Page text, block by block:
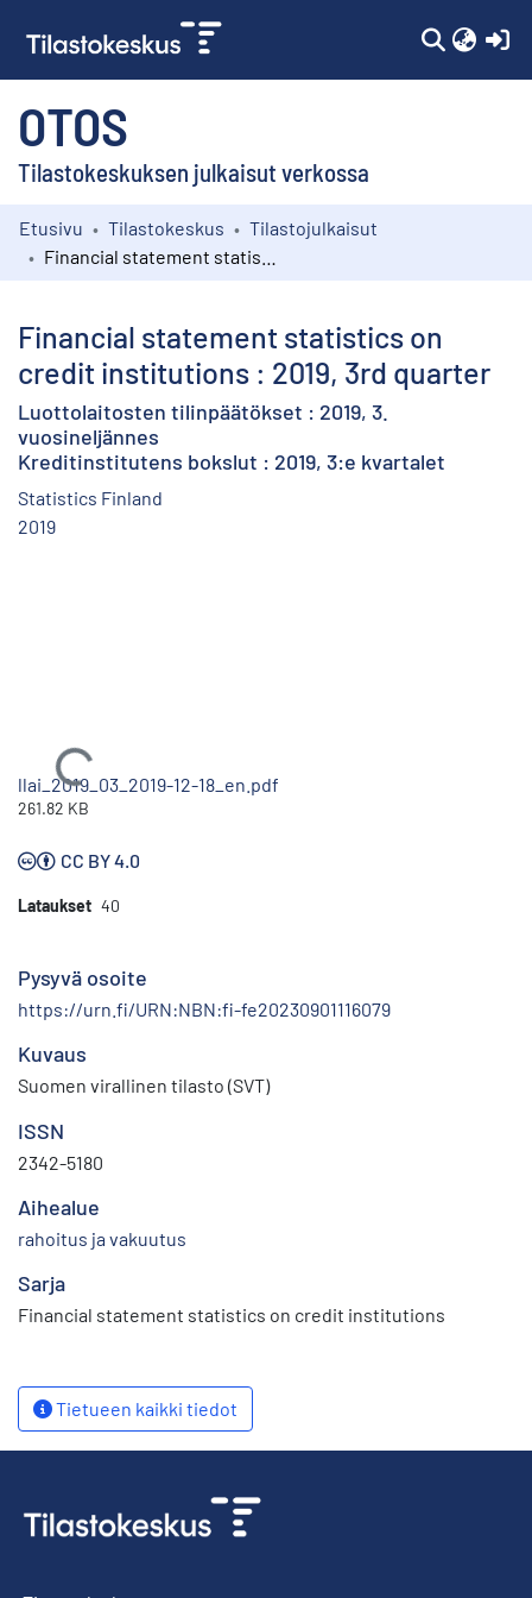
OTOS
Tilastokeskuksen julkaisut verkossa
Kokoelmat
Etusivu Tilastokeskus
Tilastojulkaisut
Financial statement statistics on
credit institutions : 2019, 3rd quarter
Luottolaitosten tilinpäätökset : 2019, 3.
vuosineljännes
Kreditinstitutens bokslut : 2019, 3:e kvartalet
Statistics Finland
2019
Ladataan...
llai_2019_03_2019-12-18_en.pdf
261.82 KB
CC BY 4.0
Lataukset 40
Pysyvä osoite
https://urn.fi/URN:NBN:fi-fe20230901116079
Kuvaus
Suomen virallinen tilasto (SVT)
ISSN
2342-5180
Aihealue
rahoitus ja vakuutus
Sarja
Financial statement statistics on credit institutions
Tietueen kaikki tiedot